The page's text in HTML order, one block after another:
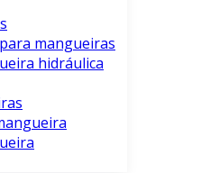
mangueiras
hidráulica